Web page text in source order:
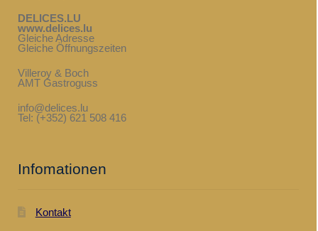
DELICES.LU
www.delices.lu
Gleiche Adresse
Gleiche Öffnungszeiten
Villeroy & Boch
AMT Gastroguss
info@delices.lu
Tel: (+352) 621 508 416
Infomationen
Kontakt